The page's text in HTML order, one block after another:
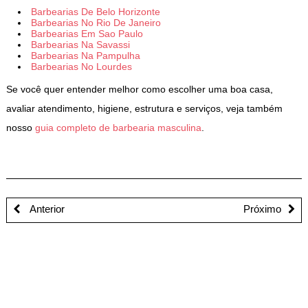
Barbearias De Belo Horizonte
Barbearias No Rio De Janeiro
Barbearias Em Sao Paulo
Barbearias Na Savassi
Barbearias Na Pampulha
Barbearias No Lourdes
Se você quer entender melhor como escolher uma boa casa,
avaliar atendimento, higiene, estrutura e serviços, veja também
nosso guia completo de barbearia masculina
Anterior Próximo